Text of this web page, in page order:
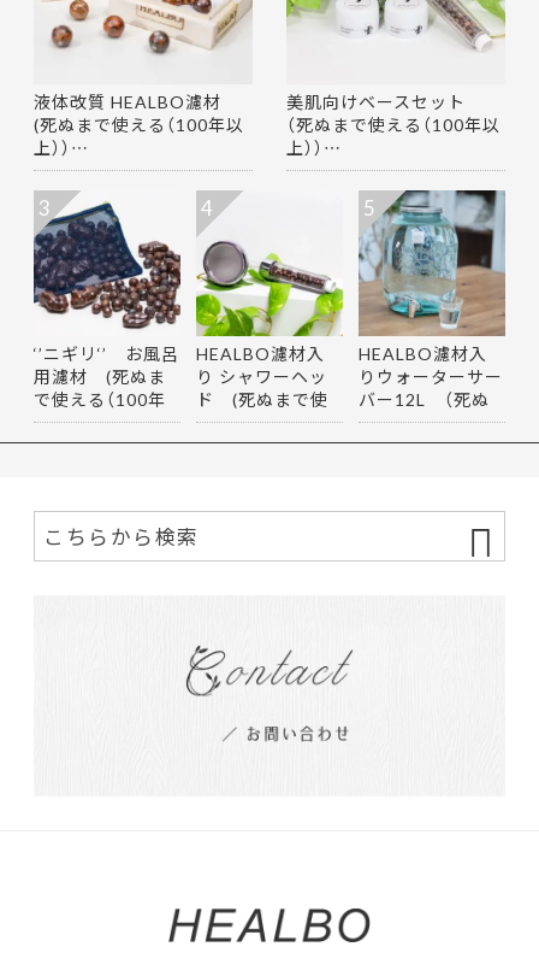
液体改質 HEALBO濾材
(死ぬまで使える（100年以
上））…
美肌向けベースセット
（死ぬまで使える（100年以
上））…
‘’ニギリ‘’ お風呂
用濾材 (死ぬま
で使える（100年
以上…
3
HEALBO濾材入
り シャワーヘッ
ド (死ぬまで使
える（100年…
4
HEALBO濾材入
りウォーターサー
バー12L （死ぬ
まで使える…
5